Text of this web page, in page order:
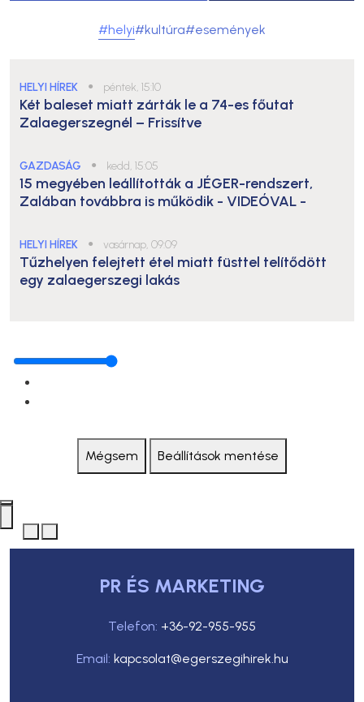
#helyi#kultúra#események
HELYI HÍREK ● péntek, 15:10
Két baleset miatt zárták le a 74-es főutat
Zalaegerszegnél – Frissítve
GAZDASÁG ● kedd, 15:05
15 megyében leállították a JÉGER-rendszert,
Zalában továbbra is működik - VIDEÓVAL -
HELYI HÍREK ● vasárnap, 09:09
Tűzhelyen felejtett étel miatt füsttel telítődött
egy zalaegerszegi lakás
Mégsem Beállítások mentése
PR ÉS MARKETING
Telefon: +36-92-955-955
Email: kapcsolat@egerszegihirek.hu